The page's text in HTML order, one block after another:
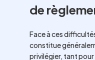
de
Face à ces
constitue
privilégier, tant